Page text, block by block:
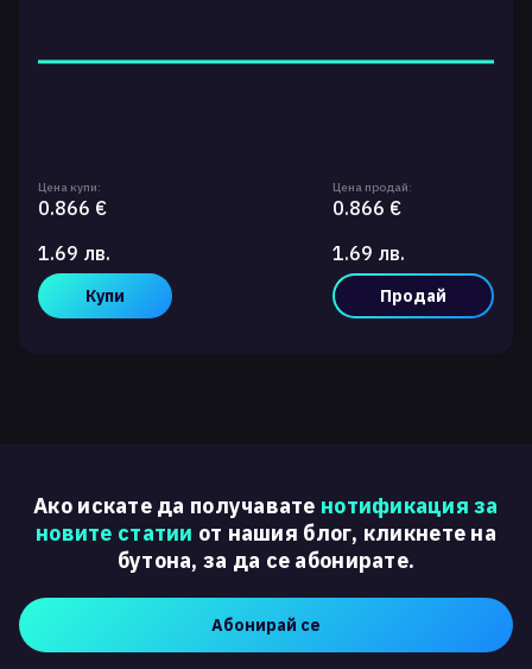
Цена купи:
0.866 €
1.69 лв.
Купи
Цена продай:
0.866 €
1.69 лв.
Продай
Ако искате да получавате нотификация за
новите статии от нашия блог, кликнете на
бутона, за да се абонирате.
Абонирай се